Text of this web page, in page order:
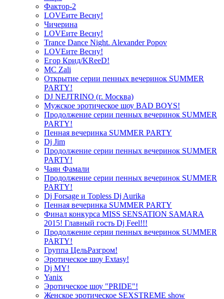
Фактор-2
LOVEите Весну!
Чичерина
LOVEите Весну!
Trance Dance Night. Alexander Popov
LOVEите Весну!
Егор Крид/KReeD!
MC Zali
Открытие серии пенных вечеринок SUMMER
PARTY!
DJ NEJTRINO (г. Москва)
Мужское эротическое шоу BAD BOYS!
Продолжение серии пенных вечеринок SUMMER
PARTY!
Пенная вечеринка SUMMER PARTY
Dj Jim
Продолжение серии пенных вечеринок SUMMER
PARTY!
Чаян Фамали
Продолжение серии пенных вечеринок SUMMER
PARTY!
Dj Forsage и Topless Dj Aurika
Пенная вечеринка SUMMER PARTY
Финал конкурса MISS SENSATION SAMARA
2015! Главный гость Dj Feel!!!
Продолжение серии пенных вечеринок SUMMER
PARTY!
Группа ЦельРазгром!
Эротическое шоу Extasy!
Dj MY!
Yanix
Эротическое шоу "PRIDE"!
Женское эротическое SEXSTREME show